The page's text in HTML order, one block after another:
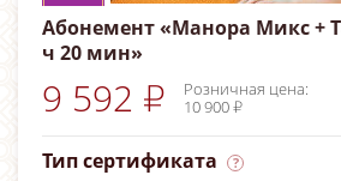
Абонемент «Манора Микс +
ч 20 мин»
9 592 ₽
Розничная цена:
10 900 ₽
Тип сертификата